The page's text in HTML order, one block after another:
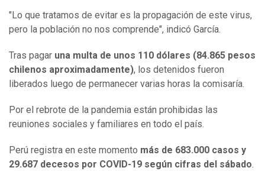
"Lo que tratamos de evitar es la propagación de este virus,
pero la población no nos comprende", indicó García.
Tras pagar una multa de unos 110 dólares (84.865 pesos
chilenos aproximadamente), los detenidos fueron
liberados luego de permanecer varias horas la comisaría.
Por el rebrote de la pandemia están prohibidas las
reuniones sociales y familiares en todo el país.
Perú registra en este momento más de 683.000 casos y
29.687 decesos por COVID-19 según cifras del sábado.